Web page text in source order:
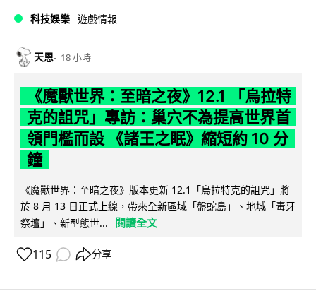
科技娛樂 遊戲情報
天恩 18 小時
《魔獸世界：至暗之夜》12.1 「烏拉特
克的詛咒」專訪：巢穴不為提高世界首
領門檻而設 《諸王之眠》縮短約 10 分
鐘
《魔獸世界：至暗之夜》版本更新 12.1「烏拉特克的詛咒」將
於 8 月 13 日正式上線，帶來全新區域「盤蛇島」、地城「毒牙
祭壇」、新型態世...
閱讀全文
115 分享